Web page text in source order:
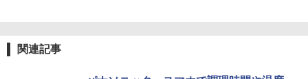
関連記事